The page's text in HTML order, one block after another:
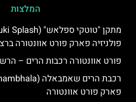
המלצות
פולניזיה פארק פורט אוונטורה
פורט אוונטורה רכבות הרים –
פארק פורט אוונטורה